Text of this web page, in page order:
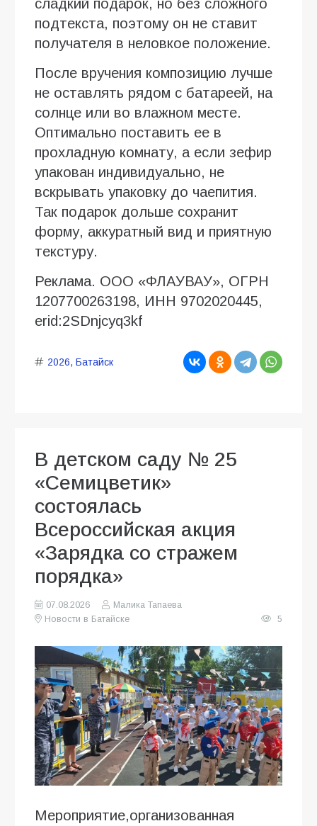
сладкий подарок, но без сложного
подтекста, поэтому он не ставит
получателя в неловкое положение.
После вручения композицию лучше
не оставлять рядом с батареей, на
солнце или во влажном месте.
Оптимально поставить ее в
прохладную комнату, а если зефир
упакован индивидуально, не
вскрывать упаковку до чаепития.
Так подарок дольше сохранит
форму, аккуратный вид и приятную
текстуру.
Реклама. ООО «ФЛАУВАУ», ОГРН
1207700263198, ИНН 9702020445,
erid:2SDnjcyq3kf
2026, Батайск
В детском саду № 25
«Семицветик»
состоялась
Всероссийская акция
«Зарядка со стражем
порядка»
07.08.2026
Малика Тапаева
Новости в Батайске
5
Мероприятие,организованная